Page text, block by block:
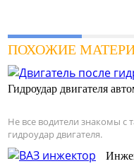
ПОХОЖИЕ
Гидроудар двигателя
Не все водители знакомы с
гидроудар двигателя.